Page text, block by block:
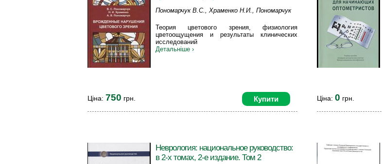
Пономарчук В.С., Храменко Н.И., Пономарчук
Теория цветового зрения, физиология
цветоощущения и результаты клинических
исследований
Детальніше ›
Купити
Ціна: 750 грн. Ціна:0 грн.
Неврология: национальное руководство:
в 2-х томах, 2-е издание. Том 2